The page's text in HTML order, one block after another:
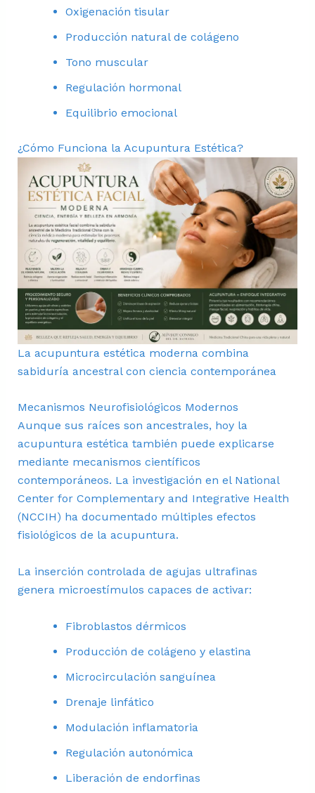
Oxigenación tisular
Producción natural de colágeno
Tono muscular
Regulación hormonal
Equilibrio emocional
¿Cómo Funciona la Acupuntura Estética?
La acupuntura estética moderna combina
sabiduría ancestral con ciencia contemporánea
Mecanismos Neurofisiológicos Modernos
Aunque sus raíces son ancestrales, hoy la
acupuntura estética también puede explicarse
mediante mecanismos científicos
contemporáneos. La investigación en el National
Center for Complementary and Integrative Health
(NCCIH) ha documentado múltiples efectos
fisiológicos de la acupuntura.
La inserción controlada de agujas ultrafinas
genera microestímulos capaces de activar:
Fibroblastos dérmicos
Producción de colágeno y elastina
Microcirculación sanguínea
Drenaje linfático
Modulación inflamatoria
Regulación autonómica
Liberación de endorfinas